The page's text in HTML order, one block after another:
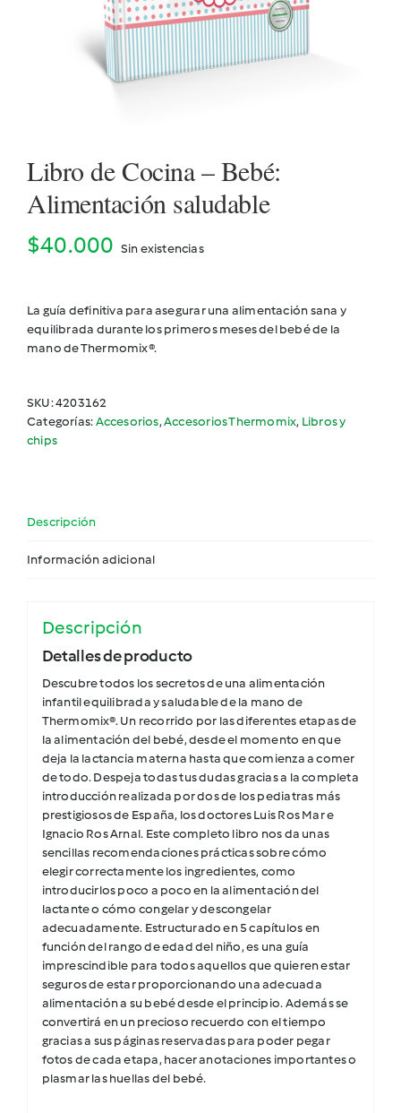
Libro de Cocina – Bebé:
Alimentación saludable
$40.000 Sin existencias
La guía definitiva para asegurar una alimentación sana y
equilibrada durante los primeros meses del bebé de la
mano de Thermomix®.
SKU:4203162
Categorías:Accesorios,Accesorios Thermomix, Libros y
chips
Descripción
Información adicional
Descripción
Detalles de producto
Descubre todos los secretos de una alimentación
infantil equilibrada y saludable de la mano de
Thermomix®. Un recorrido por las diferentes etapas de
la alimentación del bebé, desde el momento en que
deja la lactancia materna hasta que comienza a comer
de todo. Despeja todas tus dudas gracias a la completa
introducción realizada por dos de los pediatras más
prestigiosos de España, los doctores Luis Ros Mar e
Ignacio Ros Arnal. Este completo libro nos da unas
sencillas recomendaciones prácticas sobre cómo
elegir correctamente los ingredientes, como
introducirlos poco a poco en la alimentación del
lactante o cómo congelar y descongelar
adecuadamente. Estructurado en 5 capítulos en
función del rango de edad del niño, es una guía
imprescindible para todos aquellos que quieren estar
seguros de estar proporcionando una adecuada
alimentación a su bebé desde el principio. Además se
convertirá en un precioso recuerdo con el tiempo
gracias a sus páginas reservadas para poder pegar
fotos de cada etapa, hacer anotaciones importantes o
plasmar las huellas del bebé.